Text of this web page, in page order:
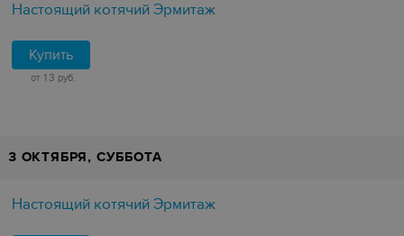
Настоящий котячий Эрмитаж
Купить
от 13 руб.
3 ОКТЯБРЯ, СУББОТА
Настоящий котячий Эрмитаж